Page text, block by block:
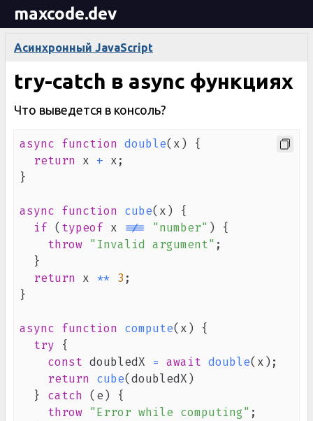
maxcode.dev
Асинхронный JavaScript
try-catch в async функциях
Что выведется в консоль?
async function double( x )
{
return x + x;
}
async function cube( x )
{
if ( typeof x !== "number" )
{
throw "Invalid argument" ;
}
return x ** 3;
}
async function compute( x )
{
try
{
const doubledX = await double( x ) ;
return cube(doubledX )
}
catch ( e)
{
throw "Error while computing" ;